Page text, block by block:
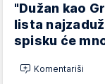
"Dužan kao
lista
spisku će
Komentariši